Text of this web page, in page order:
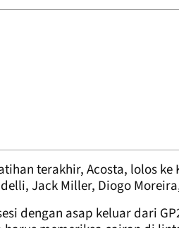
terakhir, Acosta, lolos ke
Jack Miller, Diogo
dengan asap keluar dari